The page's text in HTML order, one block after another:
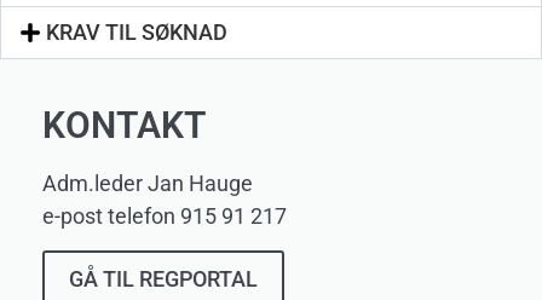
KRAV TIL SØKNAD
KONTAKT
Adm.leder Jan Hauge
e-post telefon 915 91 217
GÅ TIL REGPORTAL